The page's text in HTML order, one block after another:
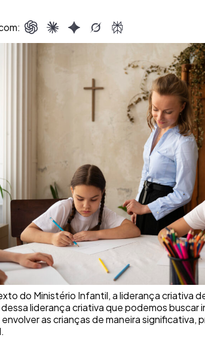
do Ministério Infantil, a liderança criativa
liderança criativa que podemos buscar
envolver as crianças de maneira significativa,